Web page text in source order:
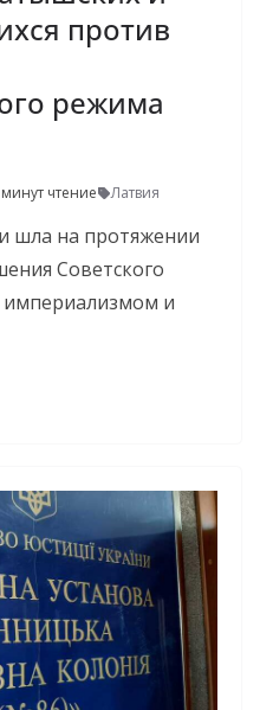
против
режима
чтение Латвия
шла на протяжении
Советского
и